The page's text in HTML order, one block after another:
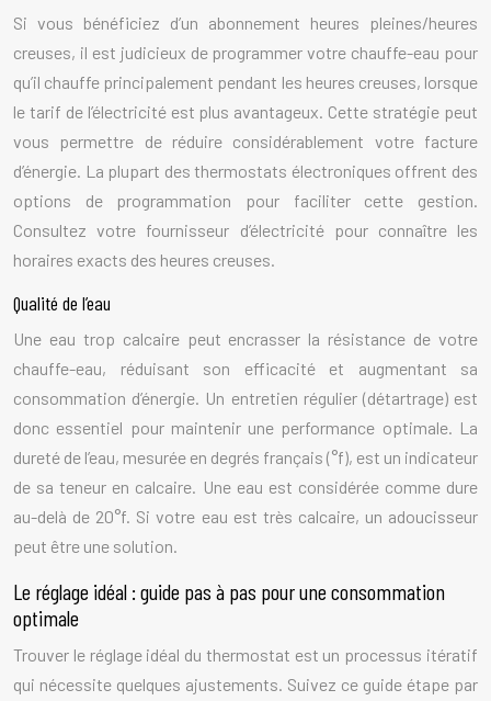
Si vous bénéficiez d’un abonnement heures pleines/heures
creuses, il est judicieux de programmer votre chauffe-eau pour
qu’il chauffe principalement pendant les heures creuses, lorsque
le tarif de l’électricité est plus avantageux. Cette stratégie peut
vous permettre de réduire considérablement votre facture
d’énergie. La plupart des thermostats électroniques offrent des
options de programmation pour faciliter cette gestion.
Consultez votre fournisseur d’électricité pour connaître les
horaires exacts des heures creuses.
Qualité de l’eau
Une eau trop calcaire peut encrasser la résistance de votre
chauffe-eau, réduisant son efficacité et augmentant sa
consommation d’énergie. Un entretien régulier (détartrage) est
donc essentiel pour maintenir une performance optimale. La
dureté de l’eau, mesurée en degrés français (°f), est un indicateur
de sa teneur en calcaire. Une eau est considérée comme dure
au-delà de 20°f. Si votre eau est très calcaire, un adoucisseur
peut être une solution.
Le réglage idéal : guide pas à pas pour une consommation
optimale
Trouver le réglage idéal du thermostat est un processus itératif
qui nécessite quelques ajustements. Suivez ce guide étape par